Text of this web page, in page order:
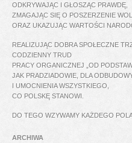
ODKRYWAJĄC I GŁOSZĄC PRAWDĘ,
ZMAGAJĄC SIĘ O POSZERZENIE
ORAZ UKAZUJĄC WARTOŚCI
REALIZUJĄC DOBRA SPOŁECZNE
CODZIENNY TRUD
PRACY ORGANICZNEJ „OD
JAK PRADZIADOWIE, DLA
I UMOCNIENIA WSZYSTKIEGO,
CO POLSKĘ STANOWI.
DO TEGO WZYWAMY KAŻDEGO
ARCHIWA